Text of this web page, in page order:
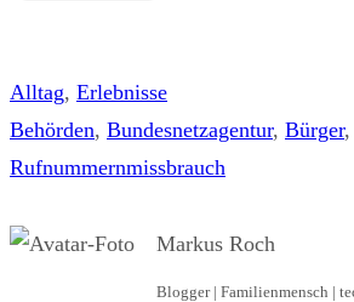
Alltag, Erlebnisse
Behörden, Bundesnetzagentur, Bürger
Rufnummernmissbrauch
Markus Roch
Blogger | Familienmensch |